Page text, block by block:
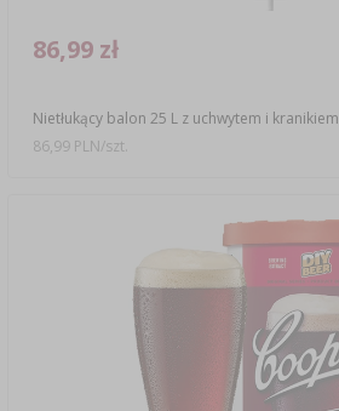
Nietłukący balon 25 L z uchwytem i kranikiem
86,99 zł
86,99 PLN/szt.